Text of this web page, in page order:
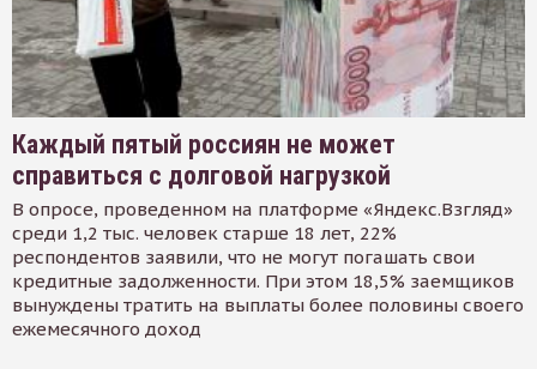
Каждый пятый россиян не может
справиться с долговой нагрузкой
В опросе, проведенном на платформе «Яндекс.Взгляд»
среди 1,2 тыс. человек старше 18 лет, 22%
респондентов заявили, что не могут погашать свои
кредитные задолженности. При этом 18,5% заемщиков
вынуждены тратить на выплаты более половины своего
ежемесячного доход